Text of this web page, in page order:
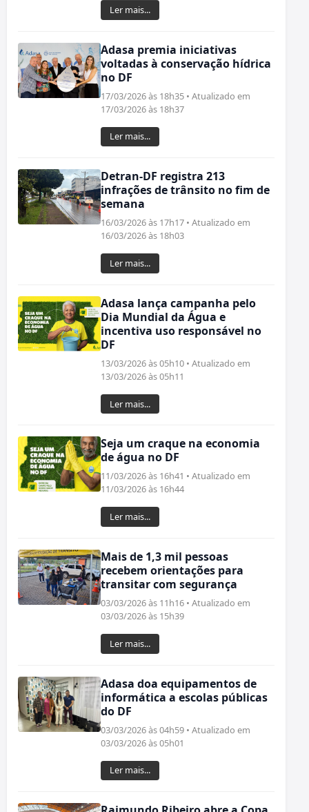
Ler mais...
Adasa premia iniciativas
voltadas à conservação hídrica
no DF
17/03/2026 às 18h35 • Atualizado em
17/03/2026 às 18h37
Ler mais...
Detran-DF registra 213
infrações de trânsito no fim de
semana
16/03/2026 às 17h17 • Atualizado em
16/03/2026 às 18h03
Ler mais...
Adasa lança campanha pelo
Dia Mundial da Água e
incentiva uso responsável no
DF
13/03/2026 às 05h10 • Atualizado em
13/03/2026 às 05h11
Ler mais...
Seja um craque na economia
de água no DF
11/03/2026 às 16h41 • Atualizado em
11/03/2026 às 16h44
Ler mais...
Mais de 1,3 mil pessoas
recebem orientações para
transitar com segurança
03/03/2026 às 11h16 • Atualizado em
03/03/2026 às 15h39
Ler mais...
Adasa doa equipamentos de
informática a escolas públicas
do DF
03/03/2026 às 04h59 • Atualizado em
03/03/2026 às 05h01
Ler mais...